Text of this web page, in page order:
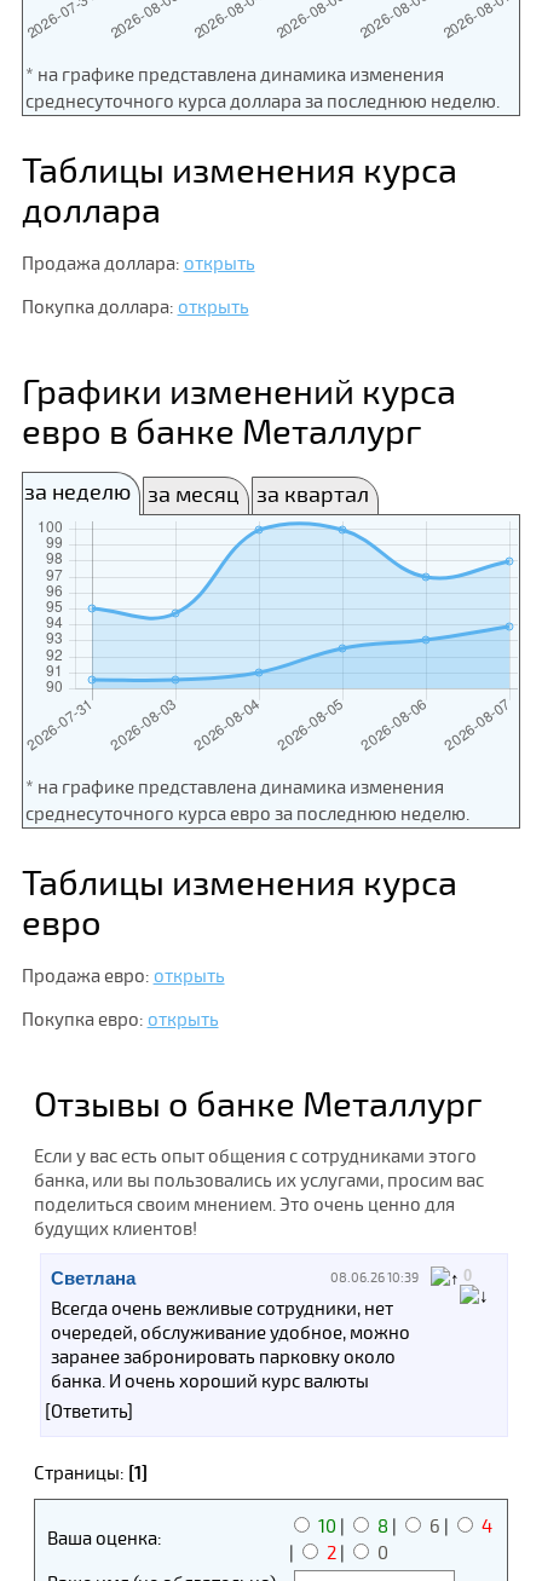
* на графике представлена динамика изменения
среднесуточного курса доллара за последнюю неделю.
Таблицы изменения курса
доллара
Продажа доллара: открыть
Покупка доллара: открыть
Графики изменений курса
евро в банке Металлург
за неделю за месяц за квартал
* на графике представлена динамика изменения
среднесуточного курса евро за последнюю неделю.
Таблицы изменения курса
евро
Продажа евро: открыть
Покупка евро: открыть
Отзывы о банке Металлург
Если у вас есть опыт общения с сотрудниками этого
банка, или вы пользовались их услугами, просим вас
поделиться своим мнением. Это очень ценно для
будущих клиентов!
Светлана 08.06.26 10:39
Всегда очень вежливые сотрудники, нет
очередей, обслуживание удобное, можно
заранее забронировать парковку около
банка. И очень хороший курс валюты
[Ответить]
0
Страницы: [1]
Ваша оценка:
10 | 8 | 6 |
4
|
2|
0